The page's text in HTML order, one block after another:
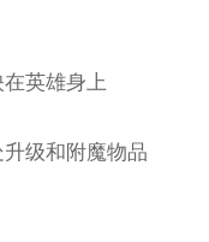
英雄身上
级和附魔物品